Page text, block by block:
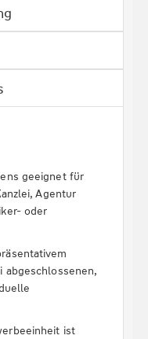
geeignet für
Agentur
oder
abgeschlossenen,
ist